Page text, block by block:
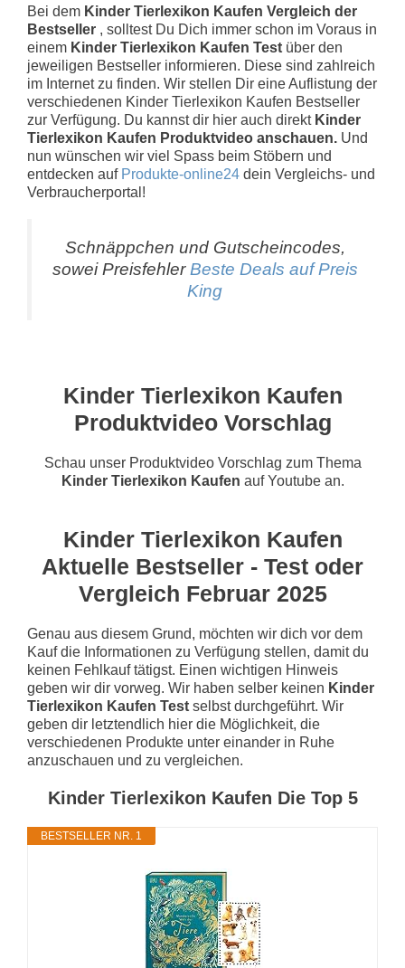
Bei dem Kinder Tierlexikon Kaufen Vergleich der
Bestseller , solltest Du Dich immer schon im Voraus in
einem Kinder Tierlexikon Kaufen Test über den
jeweiligen Bestseller informieren. Diese sind zahlreich
im Internet zu finden. Wir stellen Dir eine Auflistung der
verschiedenen Kinder Tierlexikon Kaufen Bestseller
zur Verfügung. Du kannst dir hier auch direkt Kinder
Tierlexikon Kaufen Produktvideo anschauen. Und
nun wünschen wir viel Spass beim Stöbern und
entdecken auf Produkte-online24 dein Vergleichs- und
Verbraucherportal!
Schnäppchen und Gutscheincodes,
sowei Preisfehler Beste Deals auf Preis
King
Kinder Tierlexikon Kaufen
Produktvideo Vorschlag
Schau unser Produktvideo Vorschlag zum Thema
Kinder Tierlexikon Kaufen auf Youtube an.
Kinder Tierlexikon Kaufen
Aktuelle Bestseller - Test oder
Vergleich Februar 2025
Genau aus diesem Grund, möchten wir dich vor dem
Kauf die Informationen zu Verfügung stellen, damit du
keinen Fehlkauf tätigst. Einen wichtigen Hinweis
geben wir dir vorweg. Wir haben selber keinen Kinder
Tierlexikon Kaufen Test selbst durchgeführt. Wir
geben dir letztendlich hier die Möglichkeit, die
verschiedenen Produkte unter einander in Ruhe
anzuschauen und zu vergleichen.
Kinder Tierlexikon Kaufen Die Top 5
BESTSELLER NR. 1